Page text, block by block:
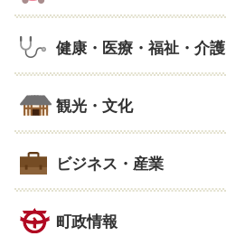
健康・医療・福祉・介護
観光・文化
ビジネス・産業
町政情報